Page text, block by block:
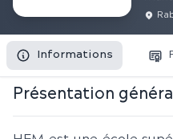
Informations
Présentation